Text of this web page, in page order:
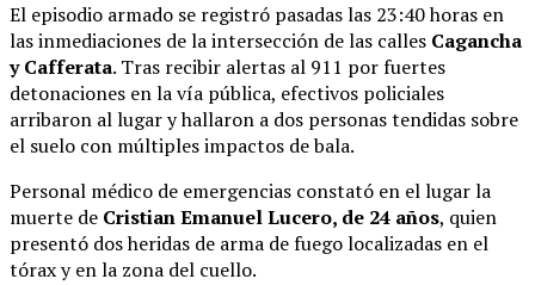
El episodio armado se registró pasadas las 23:40 horas en
las inmediaciones de la intersección de las calles Cagancha
y Cafferata. Tras recibir alertas al 911 por fuertes
detonaciones en la vía pública, efectivos policiales
arribaron al lugar y hallaron a dos personas tendidas sobre
el suelo con múltiples impactos de bala.
Personal médico de emergencias constató en el lugar la
muerte de Cristian Emanuel Lucero, de 24 años, quien
presentó dos heridas de arma de fuego localizadas en el
tórax y en la zona del cuello.